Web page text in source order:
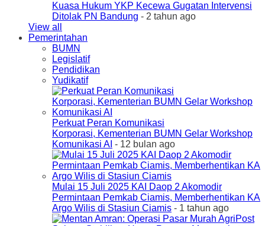
Kuasa Hukum YKP Kecewa Gugatan Intervensi
Ditolak PN Bandung - 2 tahun ago
View all
Pemerintahan
BUMN
Legislatif
Pendidikan
Yudikatif
Perkuat Peran Komunikasi
Korporasi, Kementerian BUMN Gelar Workshop
Komunikasi AI - 12 bulan ago
Mulai 15 Juli 2025 KAI Daop 2 Akomodir
Permintaan Pemkab Ciamis, Memberhentikan KA
Argo Wilis di Stasiun Ciamis - 1 tahun ago